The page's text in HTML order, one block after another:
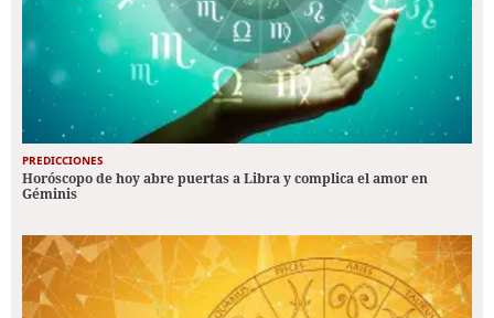
PREDICCIONES
Horóscopo de hoy abre puertas a Libra y complica el amor en
Géminis